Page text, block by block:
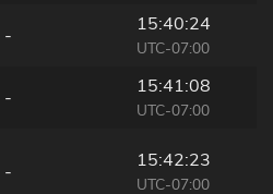
-
15:40:24
UTC-07:00
-
15:41:08
UTC-07:00
-
15:42:23
UTC-07:00